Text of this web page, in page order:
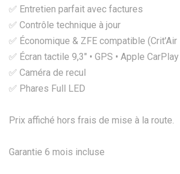
✅ Entretien parfait avec factures
✅ Contrôle technique à jour
✅ Économique & ZFE compatible (Crit'Air
✅ Écran tactile 9,3" • GPS • Apple CarPlay
✅ Caméra de recul
✅ Phares Full LED
Prix affiché hors frais de mise à la route.
Garantie 6 mois incluse